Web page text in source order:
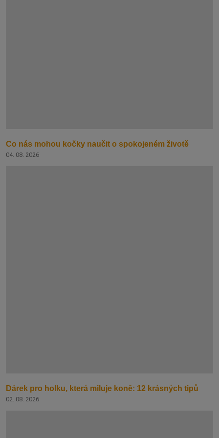
Co nás mohou kočky naučit o spokojeném životě
04. 08. 2026
Dárek pro holku, která miluje koně: 12 krásných tipů
02. 08. 2026